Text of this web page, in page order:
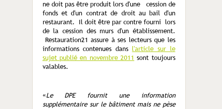
ne doit pas être produit lors d'une cession de
fonds et d'un contrat de droit au bail d'un
restaurant. Il doit être par contre fourni lors
de la cession des murs d'un établissement.
Restauration21 assure à ses lecteurs que les
informations contenues dans l'article sur le
sujet publié en novembre 2011 sont toujours
valables.
«Le DPE fournit une information
supplémentaire sur le bâtiment mais ne pèse